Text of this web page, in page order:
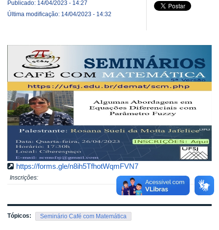
Publicado: 14/04/2023 - 14:27
Última modificação: 14/04/2023 - 14:32
https://forms.gle/n8ih5TfhotWqmFVN7
Inscrições:
Tópicos: Seminário Café com Matemática